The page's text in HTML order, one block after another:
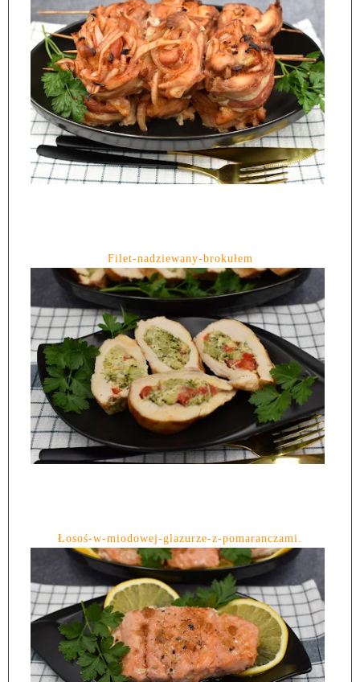
Filet-nadziewany-brokułem
Łosoś-w-miodowej-glazurze-z-pomaranczami.